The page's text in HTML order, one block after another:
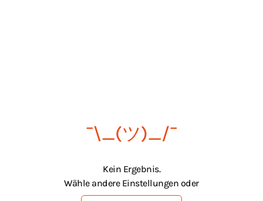
¯\_(ツ)_/¯
Kein Ergebnis.
Wähle andere Einstellungen oder